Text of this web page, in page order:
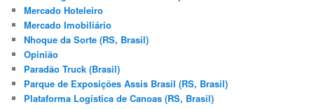
Mercado Hoteleiro
Mercado Imobiliário
Nhoque da Sorte (RS, Brasil)
Opinião
Paradão Truck (Brasil)
Parque de Exposições Assis Brasil (RS, Brasil)
Plataforma Logística de Canoas (RS, Brasil)